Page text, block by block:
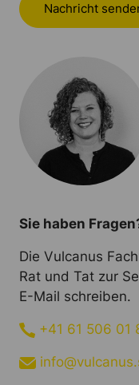
Nachricht
Sie haben
Die Vulcanus
Rat und Tat zur
E-Mail schreiben.
+41 61 506 01